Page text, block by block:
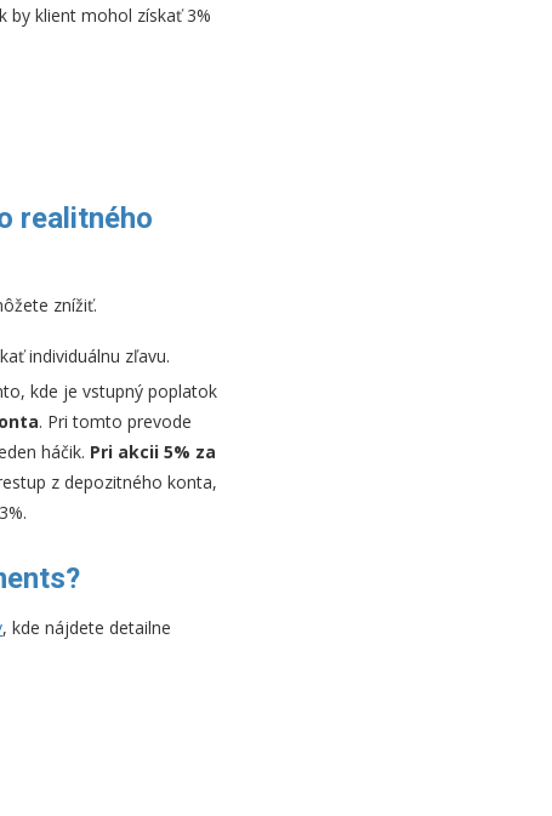
by klient mohol získať 3%
realitného
znížiť.
individuálnu zľavu.
kde je vstupný poplatok
. Pri tomto prevode
háčik. Pri akcii 5% za
z depozitného konta,
, kde nájdete detailne